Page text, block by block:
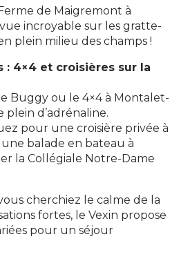
de Maigremont à
incroyable sur les gratte-
plein milieu des champs !
: 4×4 et croisières sur la
Buggy ou le 4×4 à Montalet-
plein d’adrénaline.
pour une croisière privée à
balade en bateau à
la Collégiale Notre-Dame
cherchiez le calme de la
fortes, le Vexin propose
pour un séjour